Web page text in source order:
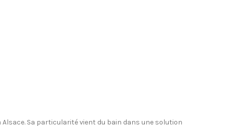
Sa particularité vient du bain dans une solution